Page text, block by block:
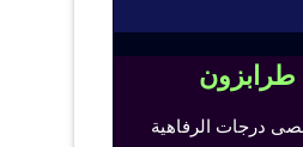
طرابزون
درجات الرفاهية